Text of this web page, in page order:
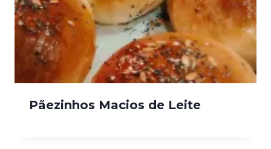
Pãezinhos Macios de Leite